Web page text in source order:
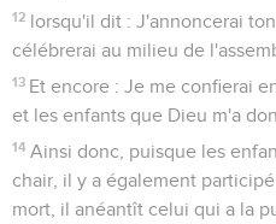
12 lorsqu'il dit : J'annoncerai
célébrerai au milieu de
13 Et encore : Je me confierai
et les enfants que Dieu m'a
14 Ainsi donc, puisque les
chair, il y a également
mort, il anéantît celui qui a la